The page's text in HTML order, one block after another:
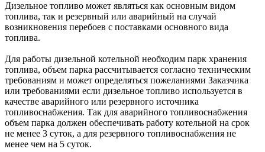
Дизельное топливо может являться как основным видом
топлива, так и резервный или аварийный на случай
возникновения перебоев с поставками основного вида
топлива.
Для работы дизельной котельной необходим парк хранения
топлива, объем парка рассчитывается согласно техническим
требованиям и может определяться пожеланиями Заказчика
или требованиями если дизельное топливо используется в
качестве аварийного или резервного источника
топливоснабжения. Так для аварийного топливоснабжения
объем парка должен обеспечивать работу котельной на срок
не менее 3 суток, а для резервного топливоснабжения не
менее чем на 5 суток.